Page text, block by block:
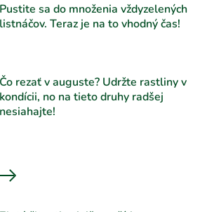
Pustite sa do množenia vždyzelených
listnáčov. Teraz je na to vhodný čas!
Čo rezať v auguste? Udržte rastliny v
kondícii, no na tieto druhy radšej
nesiahajte!